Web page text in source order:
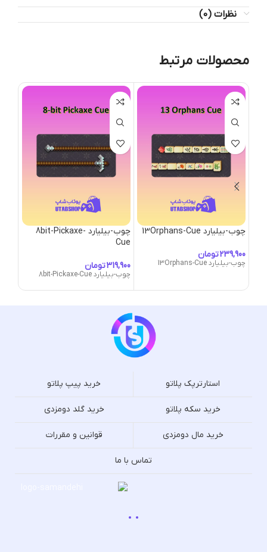
نظرات (0)
محصولات مرتبط
چوب-بیلیارد 13Orphans-Cue
تومان
چوب-بیلیارد 13Orphans-Cue
چوب-بیلیارد 8bit-Pickaxe-
Cue
تومان
چوب-بیلیارد 8bit-Pickaxe-Cue
استارترپک پلاتو خرید پیپ پلاتو
خرید سکه پلاتو خرید گلد دومزدی
خرید مال دومزدی قوانین و مقررات
تماس با ما